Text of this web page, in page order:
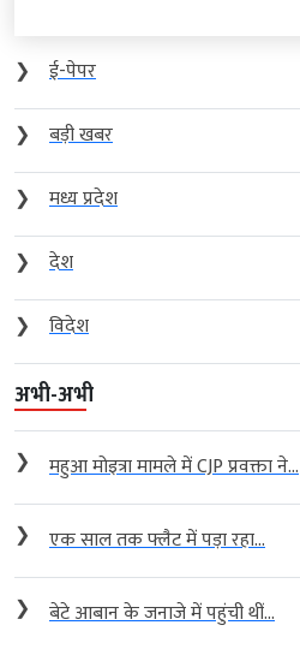
❯
ई-पेपर
❯
बड़ी खबर
❯
मध्य प्रदेश
❯
देश
❯
विदेश
अभी-अभी
❯ महुआ मोइत्रा मामले में CJP प्रवक्ता ने...
❯ एक साल तक फ्लैट में पड़ा रहा...
❯ बेटे आबान के जनाजे में पहुंची थीं...